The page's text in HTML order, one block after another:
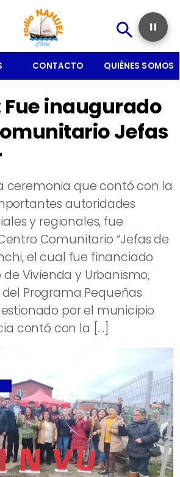
CONTACTO QUIÉNES SOMOS
inaugurado
Jefas
ceremonia que contó con la
autoridades
y regionales, fue
Comunitario “Jefas de
el cual fue financiado
de Vivienda y Urbanismo,
del Programa Pequeñas
por el municipio
contó con la […]